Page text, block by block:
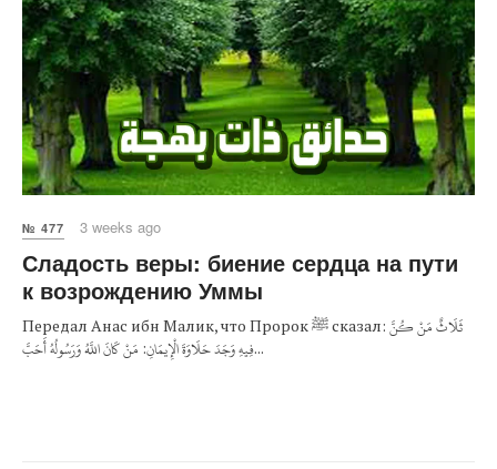
№ 477 3 weeks ago
Сладость веры: биение сердца на пути
к возрождению Уммы
Передал Анас ибн Малик, что Пророк ﷺ сказал: ثَلَاثٌ مَنْ كُنَّ
فِيهِ وَجَدَ حَلَاوَةَ الْإِيمَانِ: مَنْ كَانَ اللَّهُ وَرَسُولُهُ أَحَبَّ...